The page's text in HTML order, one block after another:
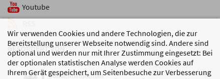
Wir verwenden Cookies und andere Technologien, die zur
Bereitstellung unserer Webseite notwendig sind. Andere sind
optional und werden nur mit Ihrer Zustimmung eingesetzt: Bei
der optionalen statistischen Analyse werden Cookies auf
Ihrem Gerät gespeichert, um Seitenbesuche zur Verbesserung
Youtube
GEFÖRDERT VON